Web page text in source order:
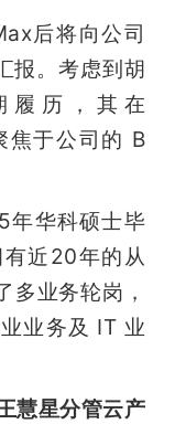
后将向公司
报。考虑到胡
履历，其在
焦于公司的 B
年华科硕士毕
近20年的从
多业务轮岗，
业务及 IT 业
慧星分管云产